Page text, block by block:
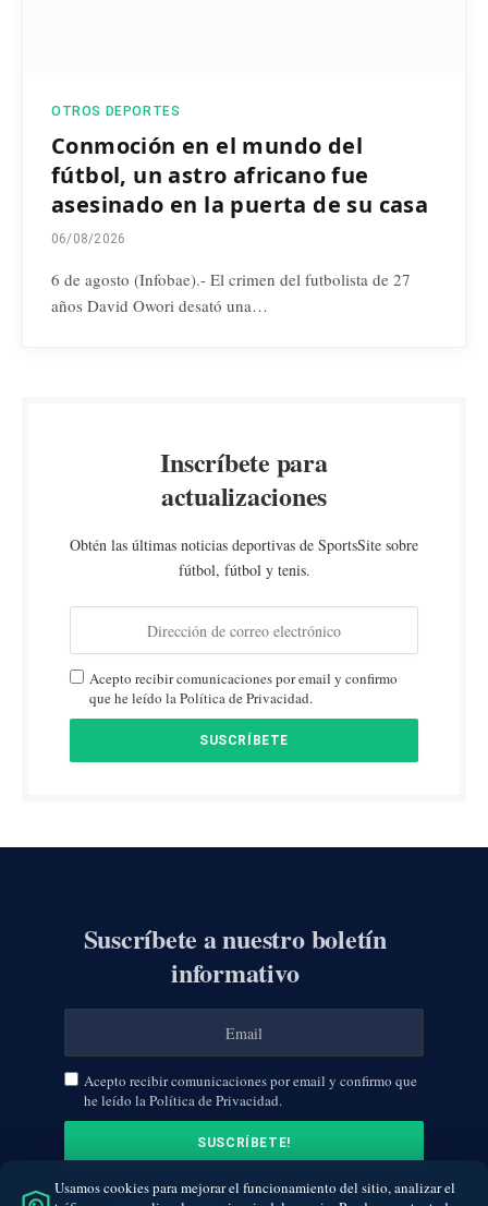
OTROS DEPORTES
Conmoción en el mundo del
fútbol, un astro africano fue
asesinado en la puerta de su casa
06/08/2026
6 de agosto (Infobae).- El crimen del futbolista de 27
años David Owori desató una…
Inscríbete para
actualizaciones
Obtén las últimas noticias deportivas de SportsSite sobre
fútbol, fútbol y tenis.
Acepto recibir comunicaciones por email y confirmo
que he leído la Política de Privacidad.
Suscríbete a nuestro boletín
informativo
Acepto recibir comunicaciones por email y confirmo que
he leído la Política de Privacidad.
Usamos cookies para mejorar el funcionamiento del sitio, analizar el